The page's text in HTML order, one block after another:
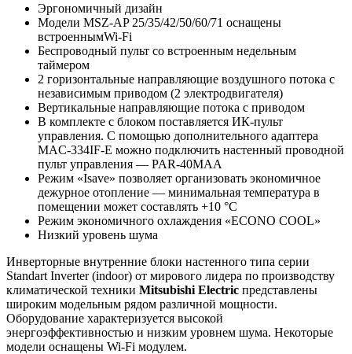
Эргономичный дизайн
Модели MSZ-AP 25/35/42/50/60/71 оснащены
встроеннымWi-Fi
Беспроводный пульт со встроенным недельным
таймером
2 горизонтальные направляющие воздушного потока с
независимым приводом (2 электродвигателя)
Вертикальные направляющие потока с приводом
В комплекте с блоком поставляется ИК-пульт
управления. С помощью дополнительного адаптера
MAC-334IF-E можно подключить настенный проводной
пульт управления — PAR-40MAA
Режим «Isave» позволяет организовать экономичное
дежурное отопление — минимальная температура в
помещении может составлять +10 °С
Режим экономичного охлаждения «ECONO COOL»
Низкий уровень шума
Инверторные внутренние блоки настенного типа серии
Standart Inverter (indoor) от мирового лидера по производству
климатической техники Mitsubishi Electric представлены
широким модельным рядом различной мощности.
Оборудование характеризуется высокой
энергоэффективностью и низким уровнем шума. Некоторые
модели оснащены Wi-Fi модулем.